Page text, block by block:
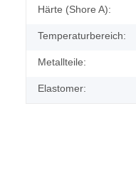
Härte (Shore A):
Temperaturbereich:
Metallteile:
Elastomer: